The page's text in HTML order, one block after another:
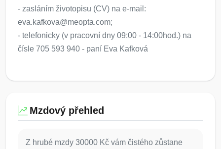
- zasláním životopisu (CV) na e-mail:
eva.kafkova@meopta.com;
- telefonicky (v pracovní dny 09:00 - 14:00hod.) na
čísle 705 593 940 - paní Eva Kafková
Mzdový přehled
Z hrubé mzdy 30000 Kč vám čistého zůstane